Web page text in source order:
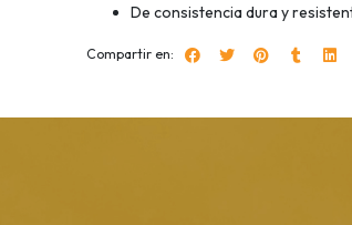
De consistencia dura y
Compartir en: